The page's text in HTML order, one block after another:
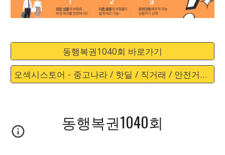
동행복권1040회 바로가기
오섹시스토어 - 중고나라 / 핫딜 / 직거래 / 안전거래 바로가기
동행복권1040회